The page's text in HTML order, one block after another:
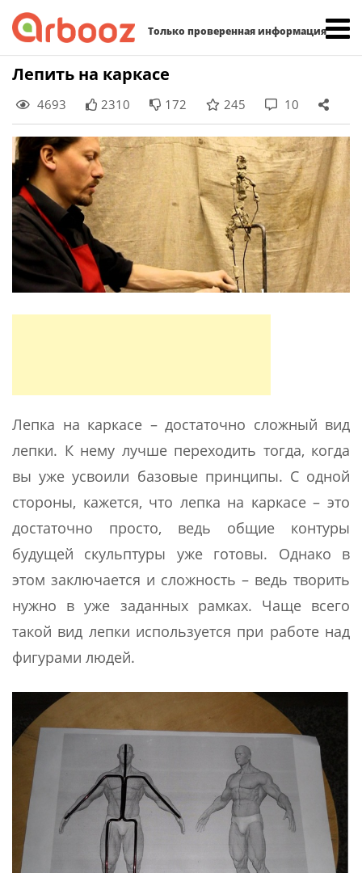
Только проверенная информация
Skip
content
Лепить на каркасе
4693 2310 172 245 10
Лепка на каркасе – достаточно сложный вид
лепки. К нему лучше переходить тогда, когда
вы уже усвоили базовые принципы. С одной
стороны, кажется, что лепка на каркасе – это
достаточно просто, ведь общие контуры
будущей скульптуры уже готовы. Однако в
этом заключается и сложность – ведь творить
нужно в уже заданных рамках. Чаще всего
такой вид лепки используется при работе над
фигурами людей.
Найти: